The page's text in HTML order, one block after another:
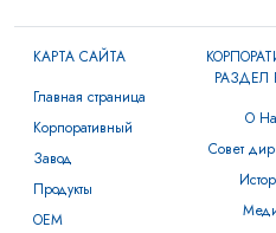
КАРТА САЙТА
Главная страница
Корпоративный
Завод
Продукты
OEM
РАЗДЕЛ
О
Совет